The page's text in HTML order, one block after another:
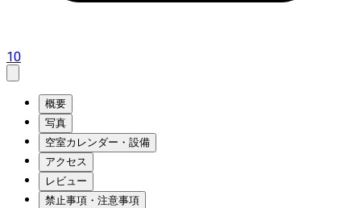
10
概要
写真
空室カレンダー・設備
アクセス
レビュー
禁止事項・注意事項